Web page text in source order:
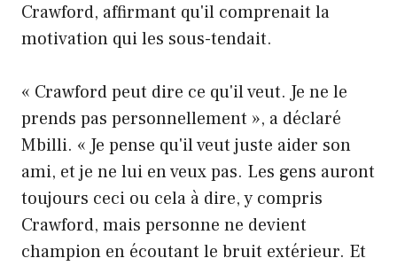
Crawford, affirmant qu'il comprenait la
motivation qui les sous-tendait.
« Crawford peut dire ce qu'il veut. Je ne le
prends pas personnellement », a déclaré
Mbilli. « Je pense qu'il veut juste aider son
ami, et je ne lui en veux pas. Les gens auront
toujours ceci ou cela à dire, y compris
Crawford, mais personne ne devient
champion en écoutant le bruit extérieur. Et